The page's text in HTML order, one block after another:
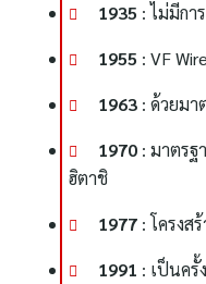
1935 : ไม่มีกา
1955 : VF
1963 : ด้วยมา
1970 : มาตรฐ
ฮิตาชิ
1977 : โครงส
1991 : เป็นครั้